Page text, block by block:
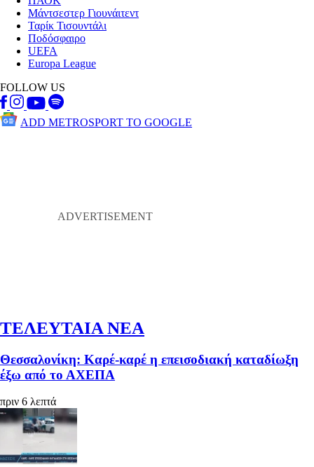
Μάντσεστερ Γιουνάιτεντ
Ταρίκ Τισουντάλι
Ποδόσφαιρο
UEFA
Europa League
FOLLOW US
ADD METROSPORT TO GOOGLE
ΤΕΛΕΥΤΑΙΑ ΝΕΑ
Θεσσαλονίκη: Καρέ-καρέ η επεισοδιακή καταδίωξη
έξω από το ΑΧΕΠΑ
πριν 6 λεπτά